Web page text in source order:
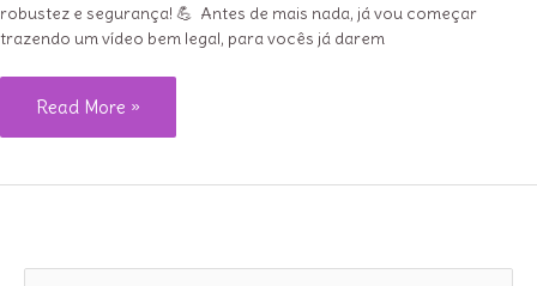
robustez e segurança! 💪 Antes de mais nada, já vou começar
trazendo um vídeo bem legal, para vocês já darem
REVIEW
COMPLETO
HOME
Read More »